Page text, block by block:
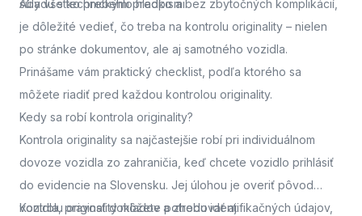
súladu s technickými predpismi.
Aby všetko prebehlo hladko a bez zbytočných komplikácií,
je dôležité vedieť, čo treba na kontrolu originality – nielen
po stránke dokumentov, ale aj samotného vozidla.
Prinášame vám praktický checklist, podľa ktorého sa
môžete riadiť pred každou kontrolou originality.
Kedy sa robí kontrola originality?
Kontrola originality sa najčastejšie robí pri individuálnom
dovoze vozidla zo zahraničia, keď chcete vozidlo prihlásiť
do evidencie na Slovensku. Jej úlohou je overiť pôvod
vozidla, pravosť dokladov a zhodu identifikačných údajov,
Kontrolu originality môžete potrebovať aj: